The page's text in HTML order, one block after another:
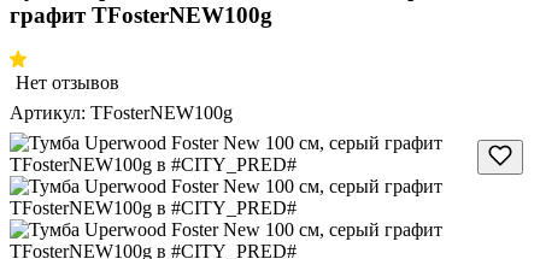
графит TFosterNEW100g
Нет отзывов
Артикул: TFosterNEW100g